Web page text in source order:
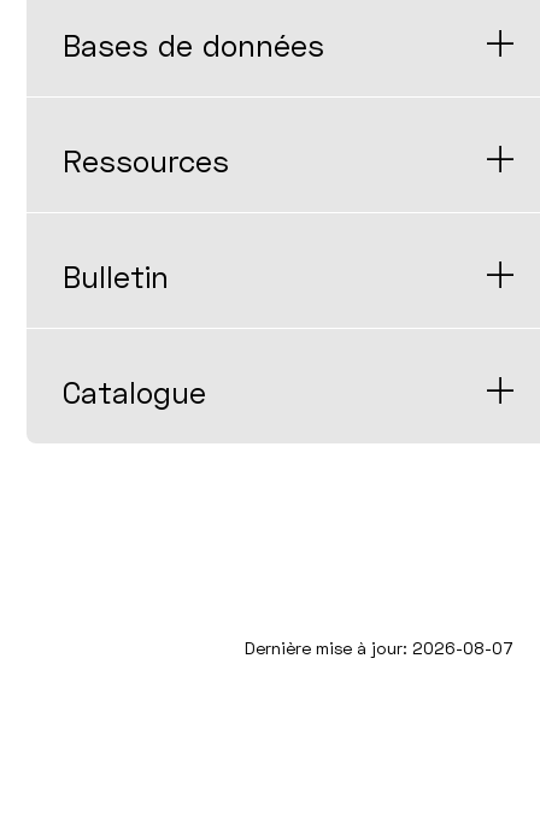
Bases de données
Ressources
Bulletin
Catalogue
Dernière mise à jour: 2026-08-07